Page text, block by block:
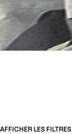
AFFICHER LES FILTRES